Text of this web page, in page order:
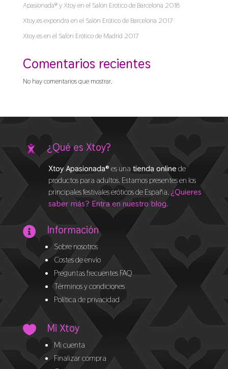
Apasionada® y Xtoy en el Salón Erotico de Barcelona 2018
Xtoy.es expondrá en el Salón Erótico de Barcelona 2017
Xtoy.es en el Salón Erótico de Madrid 2017
Comentarios recientes
No hay comentarios que mostrar.
¿Qué es Xtoy?
Xtoy Apasionada®es una tienda onlinede
productos para adultos. Estamos presentes en los
principales festivales eróticos de España.¿Quieres
saber más? Entra en nuestro blog.
 Información
Sobre nosotros
Costes de envío
Preguntas frecuentes FAQ
Términos y condiciones
Política de privacidad
 Mi Xtoy
Mi cuenta
Finalizar compra